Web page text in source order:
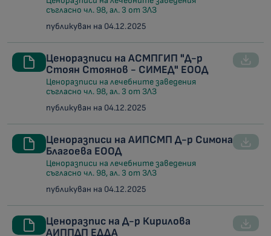
съгласно чл. 98, ал. 3 от ЗЛЗ
публикуван на 04.12.2025
Ценоразписи на АСМПГИП "Д-р
Стоян Стоянов - СИМЕД" ЕООД
Ценоразписи на лечебните заведения
съгласно чл. 98, ал. 3 от ЗЛЗ
публикуван на 04.12.2025
Ценоразписи на АИПСМП Д-р Симона
Благоева ЕООД
Ценоразписи на лечебните заведения
съгласно чл. 98, ал. 3 от ЗЛЗ
публикуван на 04.12.2025
Ценоразпис на Д-р Кирилова
АИППДП ЕДДА